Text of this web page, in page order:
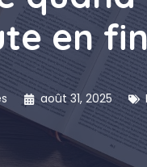
en
août 31, 2025